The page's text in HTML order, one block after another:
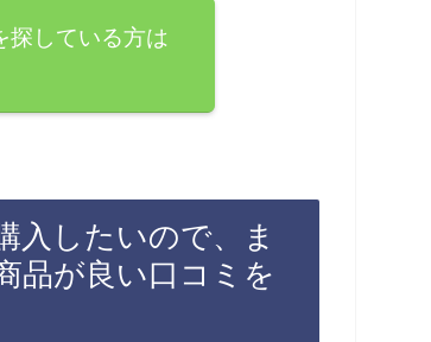
探している方は
入したいので、ま
品が良い口コミを